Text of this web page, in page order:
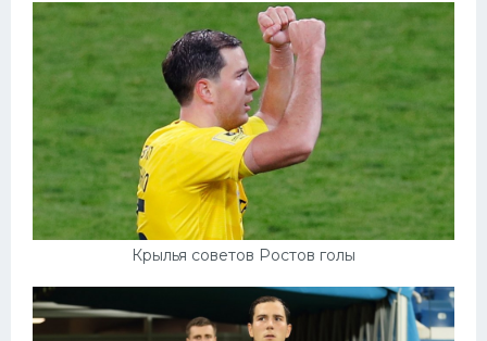
Крылья советов Ростов голы